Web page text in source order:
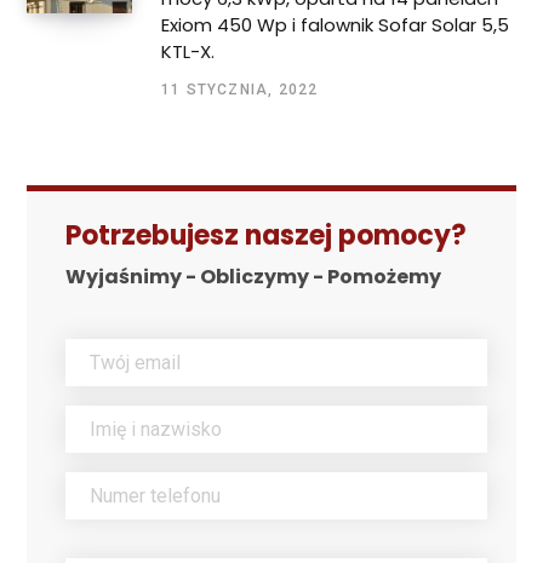
Exiom 450 Wp i falownik Sofar Solar 5,5
KTL-X.
11 STYCZNIA, 2022
Potrzebujesz naszej pomocy?
Wyjaśnimy - Obliczymy - Pomożemy